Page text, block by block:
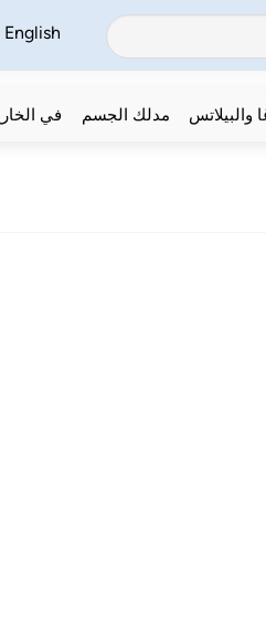
English
والبيلاتس مدلك الجسم في